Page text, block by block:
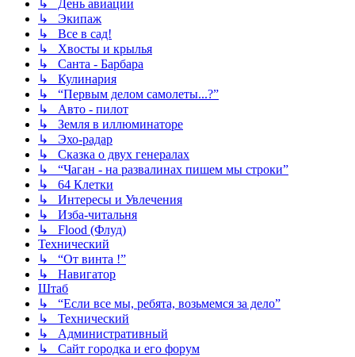
↳ День авиации
↳ Экипаж
↳ Все в сад!
↳ Хвосты и крылья
↳ Санта - Барбара
↳ Кулинария
↳ “Первым делом самолеты...?”
↳ Авто - пилот
↳ Земля в иллюминаторе
↳ Эхо-радар
↳ Сказка о двух генералах
↳ “Чаган - на развалинах пишем мы строки”
↳ 64 Клетки
↳ Интересы и Увлечения
↳ Изба-читальня
↳ Flood (Флуд)
Технический
↳ “От винта !”
↳ Навигатор
Штаб
↳ “Если все мы, ребята, возьмемся за дело”
↳ Технический
↳ Административный
↳ Сайт городка и его форум